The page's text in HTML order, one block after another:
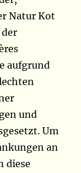
Natur Kot
aufgrund
und
Um
an
diese